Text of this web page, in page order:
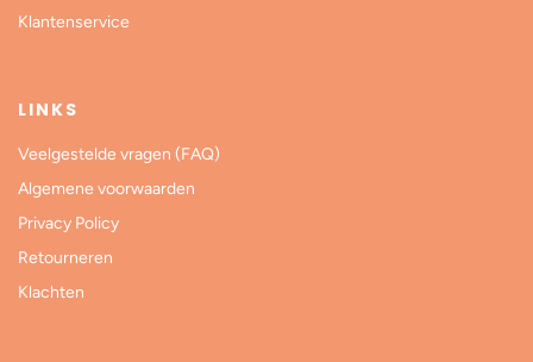
Klantenservice
LINKS
Veelgestelde vragen (FAQ)
Algemene voorwaarden
Privacy Policy
Retourneren
Klachten